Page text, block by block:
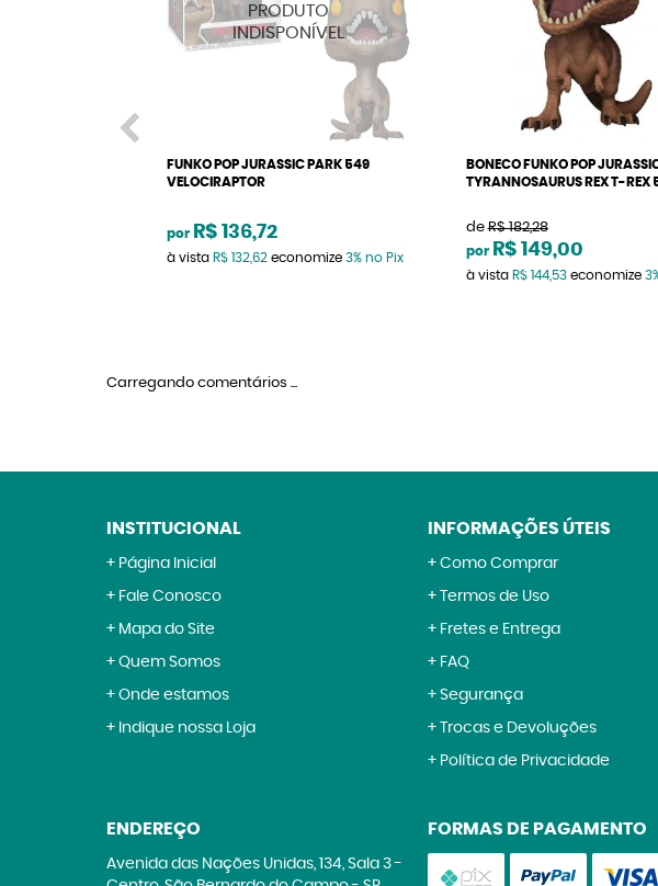
FUNKO POP JURASSIC PARK 549
VELOCIRAPTOR
por R$ 136,72
à vista R$ 132,62 economize 3% no Pix
BONECO FUNKO POP
TYRANNOSAURUS REX T-REX
de R$ 182,28
por R$ 149,00
à vista R$ 144,53economize
Carregando comentários ...
INSTITUCIONAL
Página Inicial
Fale Conosco
Mapa do Site
Quem Somos
Onde estamos
Indique nossa Loja
INFORMAÇÕES ÚTEIS
Como Comprar
Termos de Uso
Fretes e Entrega
FAQ
Segurança
Trocas e Devoluções
Política de Privacidade
ENDEREÇO
Avenida das Nações Unidas, 134, Sala 3-
FORMAS DE PAGAMENTO